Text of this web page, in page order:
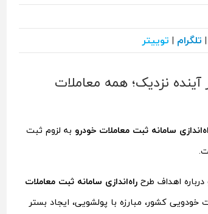
| تلگرام | توییتر
آینده نزدیک؛ همه معاملات
سامانه ثبت معاملات خودرو به لزوم ثبت
اهداف طرح راه‌اندازی سامانه ثبت معاملات
کشور، مبارزه با پولشویی، ایجاد بستر